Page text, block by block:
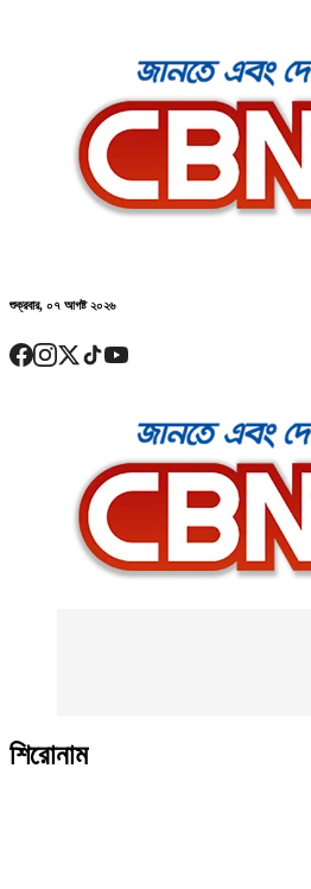
শুক্রবার, ০৭ আগষ্ট ২০২৬
শিরোনাম